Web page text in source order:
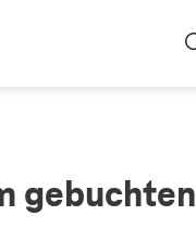
gebuchten